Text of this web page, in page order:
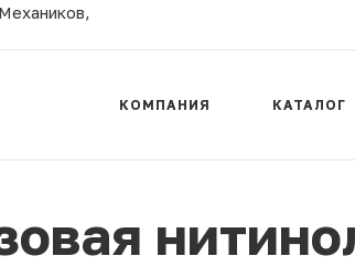
КОМПАНИЯ КАТАЛОГ